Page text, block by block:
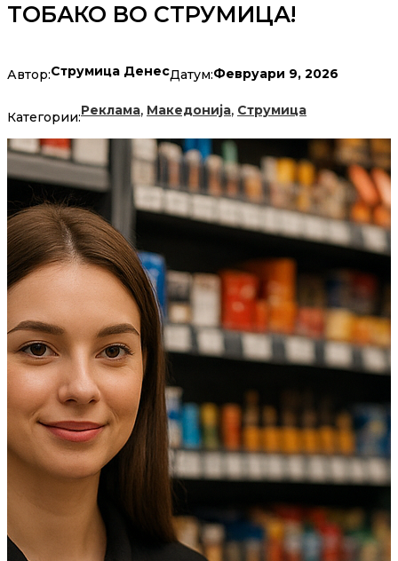
ТОБАКО ВО СТРУМИЦА!
Автор:Струмица ДенесДатум:Февруари 9, 2026
Категории:Реклама, Македонија, Струмица